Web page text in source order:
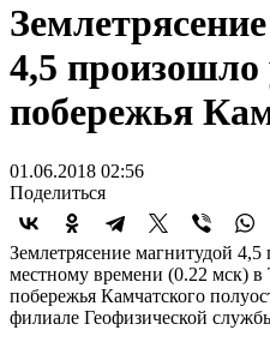
4,5 произошло
побережья
01.06.2018 02:56
Поделиться
Землетрясение магнитудой
местному времени (0.22 мск) в
побережья Камчатского
филиале Геофизической